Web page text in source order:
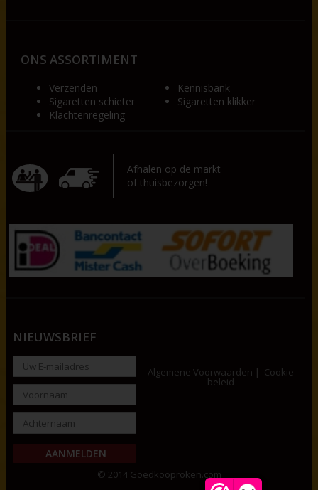
ONS ASSORTIMENT
Verzenden
Kennisbank
Sigaretten schieter
Sigaretten klikker
Klachtenregeling
Afhalen op de markt
of thuisbezorgen!
NIEUWSBRIEF
Algemene Voorwaarden Cookie
beleid
© 2014 Goedkooproken.com